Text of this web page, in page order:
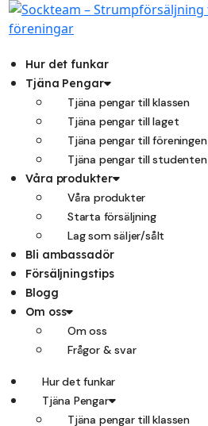
Hoppa
till
Hur det funkar
Tjäna Pengar
Tjäna pengar till klassen
Tjäna pengar till laget
Tjäna pengar till föreningen
Tjäna pengar till studenten
Våra produkter
Våra produkter
Starta försäljning
Lag som säljer/sålt
Bli ambassadör
Försäljningstips
Blogg
Om oss
Om oss
Frågor & svar
Hur det funkar
Tjäna Pengar
Tjäna pengar till klassen